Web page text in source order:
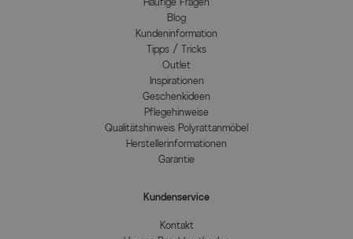
Blog
Kundeninformation
Tipps / Tricks
Outlet
Inspirationen
Geschenkideen
Pflegehinweise
Qualitätshinweis Polyrattanmöbel
Herstellerinformationen
Garantie
Kundenservice
Kontakt